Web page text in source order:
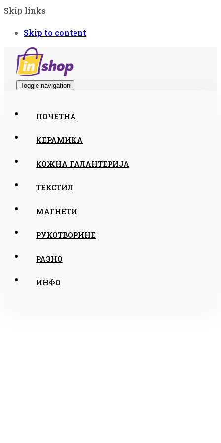
Skip links
Skip to content
Toggle navigation
ПОЧЕТНА
КЕРАМИКА
КОЖНА ГАЛАНТЕРИЈА
ТЕКСТИЛ
МАГНЕТИ
РУКОТВОРИНЕ
РАЗНО
ИНФО